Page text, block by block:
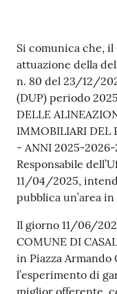
Contenuto
Si comunica che, il
attuazione della
n. 80 del 23/12/
(DUP) periodo
DELLE
IMMOBILIARI DEL
- ANNI 2025-
Responsabile
11/04/2025,
pubblica un’area
Il giorno 11/06/
COMUNE DI
in Piazza Armando
l’esperimento di